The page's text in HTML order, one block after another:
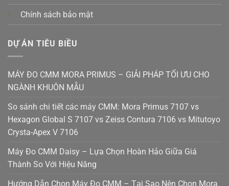
Chính sách bảo mật
DỰ ÁN TIÊU BIỀU
MÁY ĐO CMM MORA PRIMUS – GIẢI PHÁP TỐI ƯU CHO
NGÀNH KHUÔN MẪU
So sánh chi tiết các máy CMM: Mora Primus 7107 vs
Hexagon Global S 7107 vs Zeiss Contura 7106 vs Mitutoyo
Crysta-Apex V 7106
Máy Đo CMM Daisy – Lựa Chọn Hoàn Hảo Giữa Giá
Thành So Với Hiệu Năng
Hướng Dẫn Chọn Máy Đo CMM – Tại Sao Nên Chọn Mora